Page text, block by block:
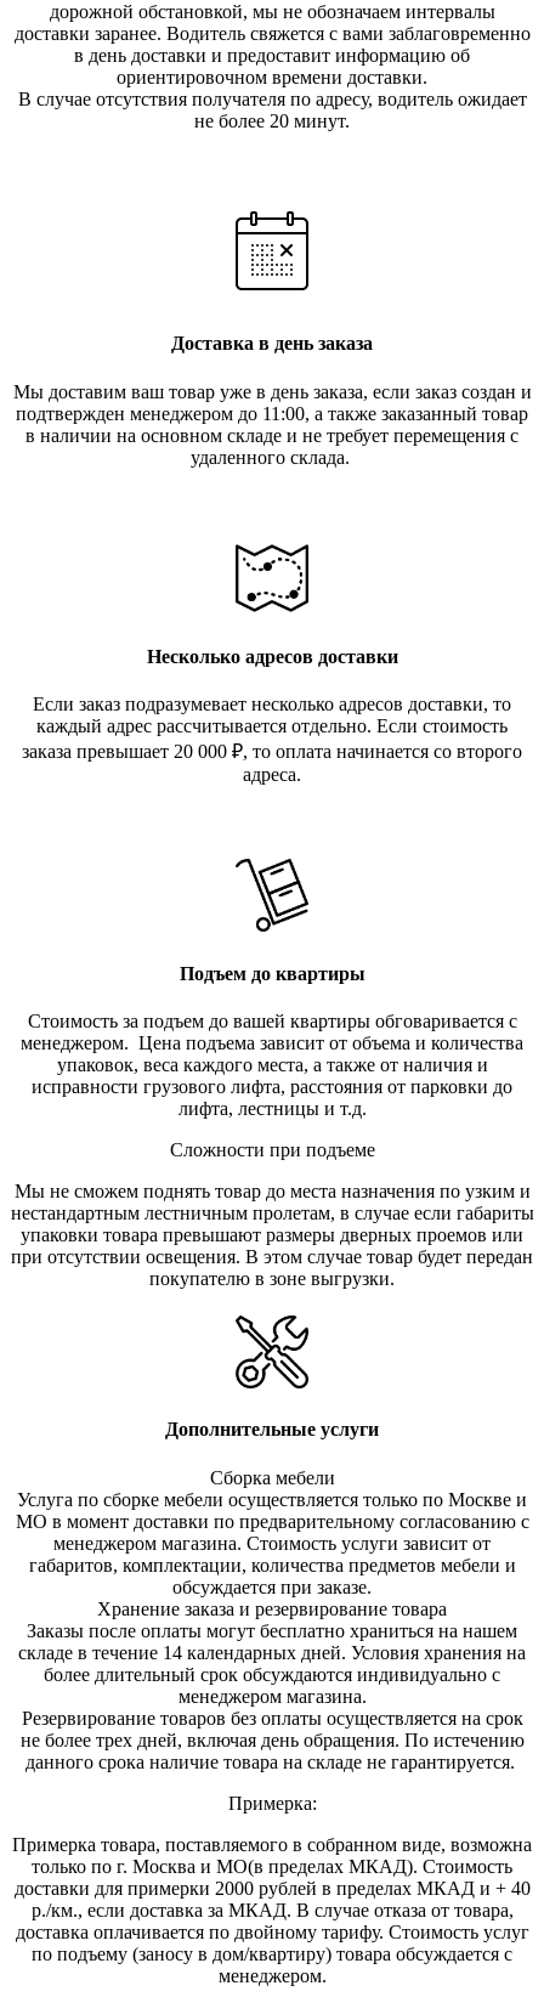
дорожной обстановкой, мы не обозначаем интервалы
доставки заранее. Водитель свяжется с вами заблаговременно
в день доставки и предоставит информацию об
ориентировочном времени доставки.
В случае отсутствия получателя по адресу, водитель ожидает
не более 20 минут.
Доставка в день заказа
Мы доставим ваш товар уже в день заказа, если заказ создан и
подтвержден менеджером до 11:00, а также заказанный товар
в наличии на основном складе и не требует перемещения с
удаленного склада.
Несколько адресов доставки
Если заказ подразумевает несколько адресов доставки, то
каждый адрес рассчитывается отдельно. Если стоимость
заказа превышает 20 000 ₽, то оплата начинается со второго
адреса.
Подъем до квартиры
Стоимость за подъем до вашей квартиры обговаривается с
менеджером. Цена подъема зависит от объема и количества
упаковок, веса каждого места, а также от наличия и
исправности грузового лифта, расстояния от парковки до
лифта, лестницы и т.д.
Сложности при подъеме
Мы не сможем поднять товар до места назначения по узким и
нестандартным лестничным пролетам, в случае если габариты
упаковки товара превышают размеры дверных проемов или
при отсутствии освещения. В этом случае товар будет передан
покупателю в зоне выгрузки.
Дополнительные услуги
Сборка мебели
Услуга по сборке мебели осуществляется только по Москве и
МО в момент доставки по предварительному согласованию с
менеджером магазина. Стоимость услуги зависит от
габаритов, комплектации, количества предметов мебели и
обсуждается при заказе.
Хранение заказа и резервирование товара
Заказы после оплаты могут бесплатно храниться на нашем
складе в течение 14 календарных дней. Условия хранения на
более длительный срок обсуждаются индивидуально с
менеджером магазина.
Резервирование товаров без оплаты осуществляется на срок
не более трех дней, включая день обращения. По истечению
данного срока наличие товара на складе не гарантируется.
Примерка:
Примерка товара, поставляемого в собранном виде, возможна
только по г. Москва и МО(в пределах МКАД). Стоимость
доставки для примерки 2000 рублей в пределах МКАД и + 40
р./км., если доставка за МКАД. В случае отказа от товара,
доставка оплачивается по двойному тарифу. Стоимость услуг
по подъему (заносу в дом/квартиру) товара обсуждается с
менеджером.